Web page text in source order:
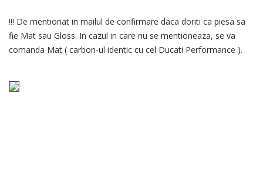
!!! De mentionat in mailul de confirmare daca doriti ca piesa sa
fie Mat sau Gloss. In cazul in care nu se mentioneaza, se va
comanda Mat ( carbon-ul identic cu cel Ducati Performance ).